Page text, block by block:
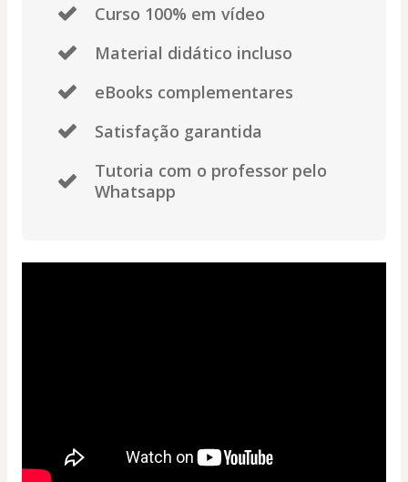
Curso 100% em vídeo
Material didático incluso
eBooks complementares
Satisfação garantida
Tutoria com o professor pelo
Whatsapp